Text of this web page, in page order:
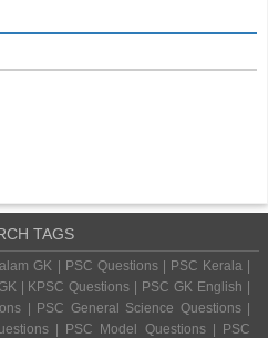
TAGS
GK | PSC Questions | PSC Kerala |
| KPSC Questions | PSC GK English |
| PSC General Science Questions |
| PSC Model Questions | PSC